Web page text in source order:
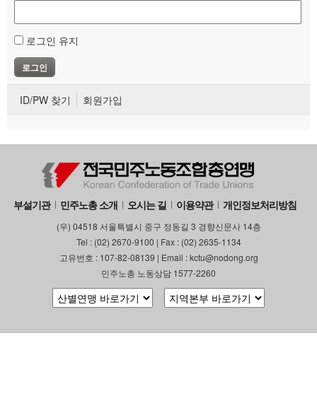
로그인 유지
ID/PW 찾기 회원가입
부설기관 민주노총 소개 오시는 길 이용약관 개인정보처리방침
(우) 04518 서울특별시 중구 정동길 3 경향신문사 14층
Tel : (02) 2670-9100 | Fax : (02) 2635-1134
고유번호 : 107-82-08139 | Email : kctu@nodong.org
민주노총 노동상담 1577-2260